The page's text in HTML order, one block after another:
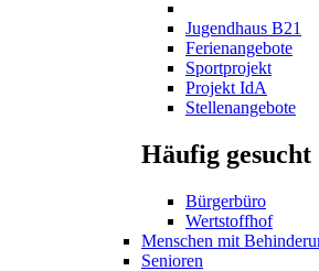
Jugendhaus B21
Ferienangebote
Sportprojekt
Projekt IdA
Stellenangebote
Häufig gesucht
Bürgerbüro
Wertstoffhof
Menschen mit
Senioren